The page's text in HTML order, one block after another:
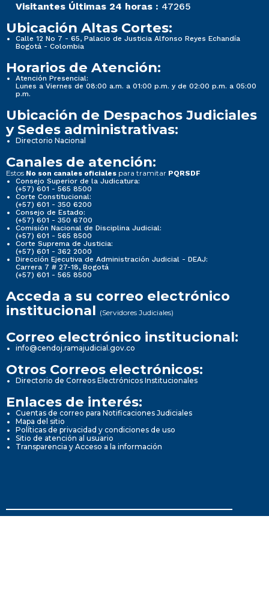
Visitantes Últimas 24 horas : 47265
Ubicación Altas Cortes:
Calle 12 No 7 - 65, Palacio de Justicia Alfonso Reyes Echandía
Bogotá - Colombia
Horarios de Atención:
Atención Presencial:
Lunes a Viernes de 08:00 a.m. a 01:00 p.m. y de 02:00 p.m. a 05:00
p.m.
Ubicación de Despachos Judiciales
y Sedes administrativas:
Directorio Nacional
Canales de atención:
Estos No son canales oficiales para tramitar PQRSDF
Consejo Superior de la Judicatura:
(+57) 601 - 565 8500
Corte Constitucional:
(+57) 601 - 350 6200
Consejo de Estado:
(+57) 601 - 350 6700
Comisión Nacional de Disciplina Judicial:
(+57) 601 - 565 8500
Corte Suprema de Justicia:
(+57) 601 - 362 2000
Dirección Ejecutiva de Administración Judicial - DEAJ:
Carrera 7 # 27-18, Bogotá
(+57) 601 - 565 8500
Acceda a su correo electrónico
institucional (Servidores Judiciales)
Correo electrónico institucional:
info@cendoj.ramajudicial.gov.co
Otros Correos electrónicos:
Directorio de Correos Electrónicos Institucionales
Enlaces de interés:
Cuentas de correo para Notificaciones Judiciales
Mapa del sitio
Políticas de privacidad y condiciones de uso
Sitio de atención al usuario
Transparencia y Acceso a la información